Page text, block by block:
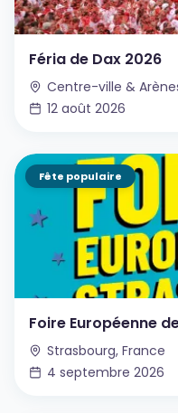
Féria de Dax 2026
Centre-ville &
12 août 2026
Fête populaire
Foire Européenne
Strasbourg, France
4 septembre 2026